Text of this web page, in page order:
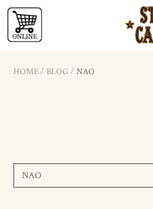
HOME/ BLOG / NAO
NAO